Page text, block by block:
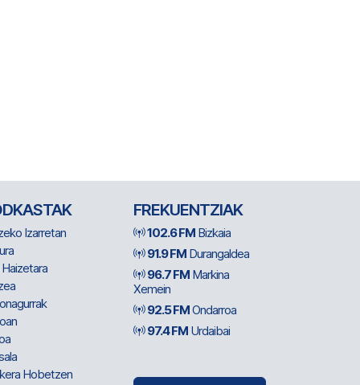
Izarretan
Hobetzen
FREKUENTZIAK
102.6 FM Bizkaia
91.9 FM Durangaldea
96.7 FM Markina
Xemein
92.5 FMOndarroa
97.4 FM Urdaibai